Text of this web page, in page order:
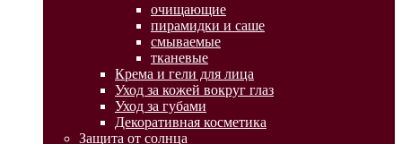
очищающие
пирамидки и саше
смываемые
тканевые
Крема и гели для лица
Уход за кожей вокруг глаз
Уход за губами
Декоративная косметика
Защита от солнца